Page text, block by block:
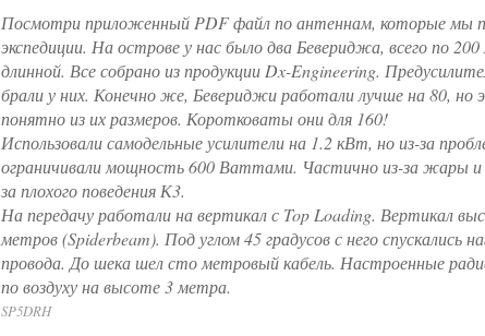
Посмотри приложенный PDF файл по антеннам, которые мы
экспедиции. На острове у нас было два Бевериджа, всего по
длинной. Все собрано из продукции Dx-Engineering.
брали у них. Конечно же, Бевериджи работали лучше на 80, но
понятно из их размеров. Коротковаты они для 160!
Использовали самодельные усилители на 1.2 кВт, но из-за
ограничивали мощность 600 Ваттами. Частично из-за жары и
за плохого поведения К3.
На передачу работали на вертикал с Top Loading. Вертикал
метров (Spiderbeam). Под углом 45 градусов с него спускались
провода. До шека шел сто метровый кабель. Настроенные
по воздуху на высоте 3 метра.
SP5DRH